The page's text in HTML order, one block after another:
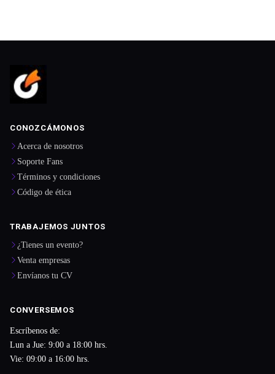
CONOZCÁMONOS
Acerca de nosotros
Soporte Fans
Términos y condiciones
Código de ética
TRABAJEMOS JUNTOS
¿Tienes un evento?
Venta empresas
Envíanos tu CV
CONVERSEMOS
Escríbenos de:
Lun a Jue: 9:00 a 18:00 hrs.
Vie: 09:00 a 16:00 hrs.